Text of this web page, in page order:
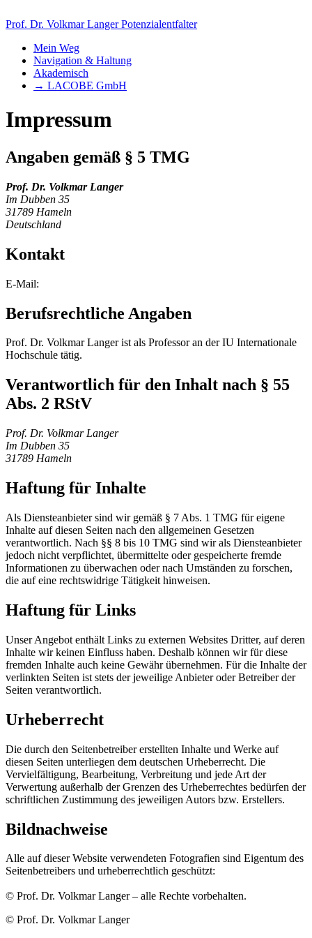
Prof. Dr. Volkmar LangerPotenzialentfalter
Mein Weg
Navigation & Haltung
Akademisch
→ LACOBE GmbH
Impressum
Angaben gemäß § 5 TMG
Prof. Dr. Volkmar Langer
Im Dubben 35
31789 Hameln
Deutschland
Kontakt
E-Mail:
Berufsrechtliche Angaben
Prof. Dr. Volkmar Langer ist als Professor an der IU Internationale
Hochschule tätig.
Verantwortlich für den Inhalt nach § 55
Abs. 2 RStV
Prof. Dr. Volkmar Langer
Im Dubben 35
31789 Hameln
Haftung für Inhalte
Als Diensteanbieter sind wir gemäß § 7 Abs. 1 TMG für eigene
Inhalte auf diesen Seiten nach den allgemeinen Gesetzen
verantwortlich. Nach §§ 8 bis 10 TMG sind wir als Diensteanbieter
jedoch nicht verpflichtet, übermittelte oder gespeicherte fremde
Informationen zu überwachen oder nach Umständen zu forschen,
die auf eine rechtswidrige Tätigkeit hinweisen.
Haftung für Links
Unser Angebot enthält Links zu externen Websites Dritter, auf deren
Inhalte wir keinen Einfluss haben. Deshalb können wir für diese
fremden Inhalte auch keine Gewähr übernehmen. Für die Inhalte der
verlinkten Seiten ist stets der jeweilige Anbieter oder Betreiber der
Seiten verantwortlich.
Urheberrecht
Die durch den Seitenbetreiber erstellten Inhalte und Werke auf
diesen Seiten unterliegen dem deutschen Urheberrecht. Die
Vervielfältigung, Bearbeitung, Verbreitung und jede Art der
Verwertung außerhalb der Grenzen des Urheberrechtes bedürfen der
schriftlichen Zustimmung des jeweiligen Autors bzw. Erstellers.
Bildnachweise
Alle auf dieser Website verwendeten Fotografien sind Eigentum des
Seitenbetreibers und urheberrechtlich geschützt:
© Prof. Dr. Volkmar Langer – alle Rechte vorbehalten.
© Prof. Dr. Volkmar Langer